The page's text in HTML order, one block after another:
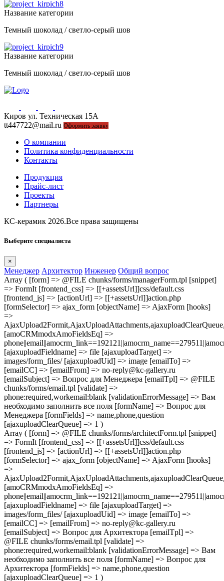
Название категории
Темный шоколад / светло-серый шов
Название категории
Темный шоколад / светло-серый шов
Киров ул. Техническая 15А
tt447722@mail.ru Оформить заявку
О компании
Политика конфиденциальности
Контакты
Продукция
Прайс-лист
Проекты
Партнеры
КС-керамик 2026.Все права защищены
Выберите специалиста
×
Менеджер Архитектор Инженер Общий вопрос
Array ( [form] => @FILE chunks/forms/managerForm.tpl [snippet]
=> FormIt [frontend_css] => [[+assetsUrl]]css/default.css
[frontend_js] => [actionUrl] => [[+assetsUrl]]action.php
[formSelector] => ajax_form [objectName] => AjaxForm [hooks]
=>
[amoCRMmodxAmoFieldsEq] =>
[ajaxuploadFieldname] => file [ajaxuploadTarget] =>
images/form_files/ [ajaxuploadUid] => image [emailTo] =>
[emailCC] => [emailFrom] => no-reply@kc-gallery.ru
[emailSubject] => Вопрос для Менеджера [emailTpl] => @FILE
chunks/forms/email.tpl [validate] =>
phone:required,workemail:blank [validationErrorMessage] => Вам
необходимо заполнить все поля [formName] => Вопрос для
Менеджера [formFields] => name,phone,question
[ajaxuploadClearQueue] => 1 )
Array ( [form] => @FILE chunks/forms/architectForm.tpl [snippet]
=> FormIt [frontend_css] => [[+assetsUrl]]css/default.css
[frontend_js] => [actionUrl] => [[+assetsUrl]]action.php
[formSelector] => ajax_form [objectName] => AjaxForm [hooks]
=>
[amoCRMmodxAmoFieldsEq] =>
[ajaxuploadFieldname] => file [ajaxuploadTarget] =>
images/form_files/ [ajaxuploadUid] => image [emailTo] =>
[emailCC] => [emailFrom] => no-reply@kc-gallery.ru
[emailSubject] => Вопрос для Архитектора [emailTpl] =>
@FILE chunks/forms/email.tpl [validate] =>
phone:required,workemail:blank [validationErrorMessage] => Вам
необходимо заполнить все поля [formName] => Вопрос для
Архитектора [formFields] => name,phone,question
[ajaxuploadClearQueue] => 1 )